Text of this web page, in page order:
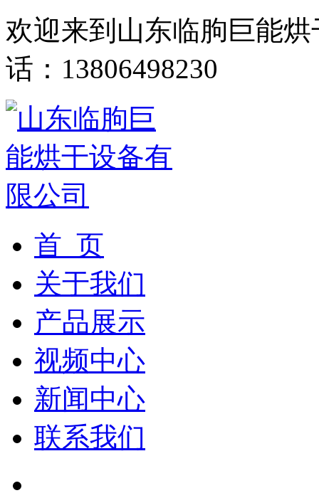
欢迎来到山东临朐巨能
话：13806498230
首 页
关于我们
产品展示
视频中心
新闻中心
联系我们